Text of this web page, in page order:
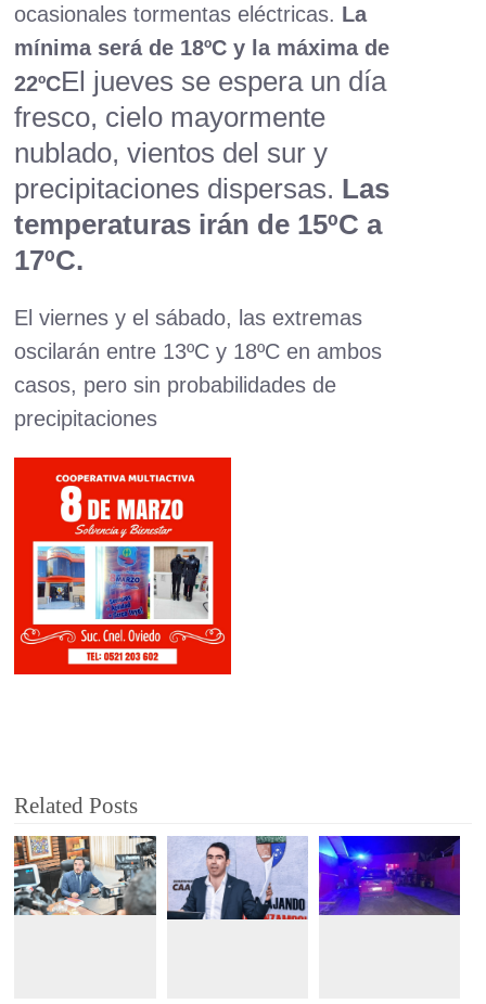
ocasionales tormentas eléctricas. La
mínima será de 18ºC y la máxima de
22ºCEl jueves se espera un día
fresco, cielo mayormente
nublado, vientos del sur y
precipitaciones dispersas. Las
temperaturas irán de 15ºC a
17ºC.
El viernes y el sábado, las extremas
oscilarán entre 13ºC y 18ºC en ambos
casos, pero sin probabilidades de
precipitaciones
Related Posts